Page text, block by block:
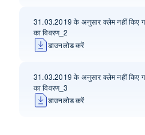
31.03.2019 के अनुसार क्लेम नहीं किए
का विवरण_2
डाउनलोड करें
31.03.2019 के अनुसार क्लेम नहीं किए
का विवरण_3
डाउनलोड करें